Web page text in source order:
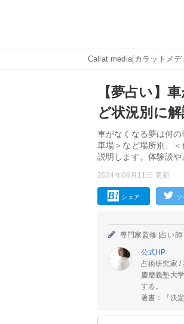
Callat media[カラットメデ
【夢占い】
ど状況別に解
車がなくなる夢は何
車場＞など場所別、
説明します。体験談や
2024年06月11日 更新
シェア ツ
専門家監修 |占い師
公式HP
占術研究家 /
慶應義塾大
する。
著書：『決